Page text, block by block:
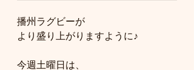
播州ラグビーが
より盛り上がりますように♪
今週土曜日は、